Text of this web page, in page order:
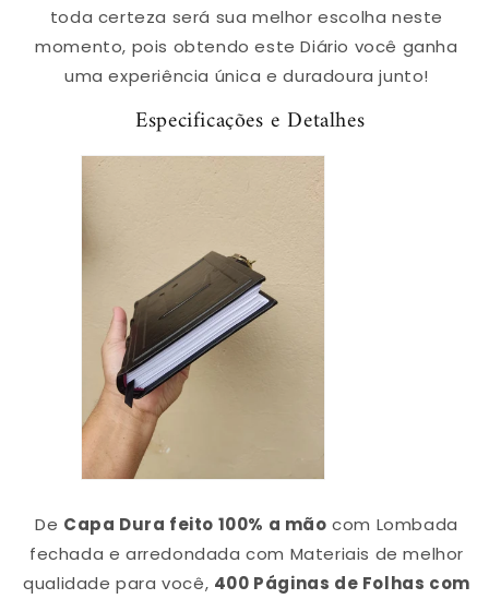
toda certeza será sua melhor escolha neste
momento, pois obtendo este Diário você ganha
uma experiência única e duradoura junto!
Especificações e Detalhes
De Capa Dura feito 100% a mão com Lombada
fechada e arredondada com Materiais de melhor
qualidade para você, 400 Páginas de Folhas com